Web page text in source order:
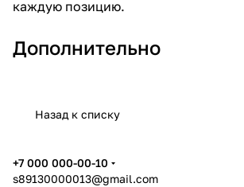
каждую позицию.
Дополнительно
Назад к списку
+7 000 000-00-10
s89130000013@gmail.com